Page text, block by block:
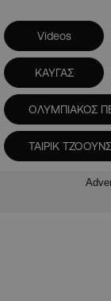
Videos
ΚΑΥΓΑΣ
ΟΛΥΜΠΙΑΚΟΣ
ΤΑΙΡΙΚ ΤΖΟΟΥΝΣ